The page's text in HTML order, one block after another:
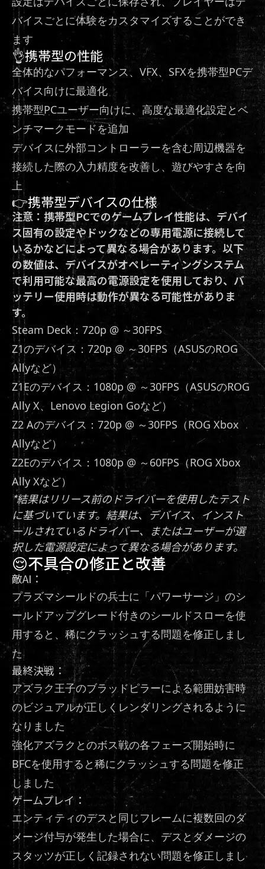
バイスごとに体験をカスタマイズすることができ
ます
👌携帯型の性能
全体的なパフォーマンス、VFX、SFXを携帯型PCデ
バイス向けに最適化
携帯型PCユーザー向けに、高度な最適化設定とベ
ンチマークモードを追加
デバイスに外部コントローラーを含む周辺機器を
接続した際の入力精度を改善し、遊びやすさを向
上
👉携帯型デバイスの仕様
注意：携帯型PCでのゲームプレイ性能は、デバイ
ス固有の設定やドックなどの専用電源に接続して
いるかなどによって異なる場合があります。以下
の数値は、デバイスがオペレーティングシステム
で利用可能な最高の電源設定を使用しており、バ
ッテリー使用時は動作が異なる可能性がありま
す。
Steam Deck：720p @ ～30FPS
Z1のデバイス：720p @ ～30FPS（ASUSのROG
Allyなど）
Z1Eのデバイス：1080p @ ～30FPS（ASUSのROG
Ally X、Lenovo Legion Goなど）
Z2 Aのデバイス：720p @ ～30FPS（ROG Xbox
Allyなど）
Z2Eのデバイス：1080p @ ～60FPS（ROG Xbox
Ally Xなど）
*結果はリリース前のドライバーを使用したテスト
に基づいています。結果は、デバイス、インスト
ールされているドライバー、またはユーザーが選
択した電源設定によって異なる場合があります。
😌不具合の修正と改善
敵AI：
プラズマシールドの兵士に「パワーサージ」のシ
ールドアップグレード付きのシールドスローを使
用すると、稀にクラッシュする問題を修正しまし
た
最終決戦：
アズラク王子のブラッドピラーによる範囲妨害時
のビジュアルが正しくレンダリングされるように
なりました
強化アズラクとのボス戦の各フェーズ開始時に
BFCを使用すると稀にクラッシュする問題を修正
しました
ゲームプレイ：
エンティティのデスと同じフレームに複数回のダ
メージ付与が発生した場合に、デスとダメージの
スタッツが正しく記録されない問題を修正しまし